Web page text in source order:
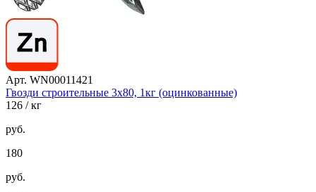
Арт. WN00011421
Гвозди строительные 3х80, 1кг (оцинкованные)
126 / кг
руб.
180
руб.